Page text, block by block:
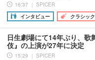
16:37 ｜ SPICER
インタビュー
クラシック
日生劇場にて14年ぶり、歌
伎』の上演が27年に決定
15:29 ｜ SPICER